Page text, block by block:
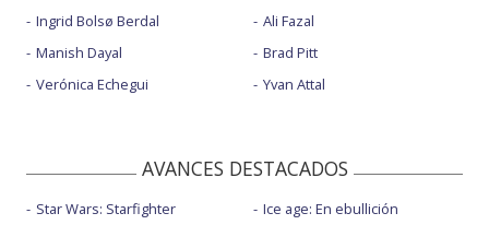
Ingrid Bolsø Berdal
Manish Dayal
Verónica Echegui
Ali Fazal
Brad Pitt
Yvan Attal
AVANCES DESTACADOS
Star Wars: Starfighter
Ice age: En ebullición